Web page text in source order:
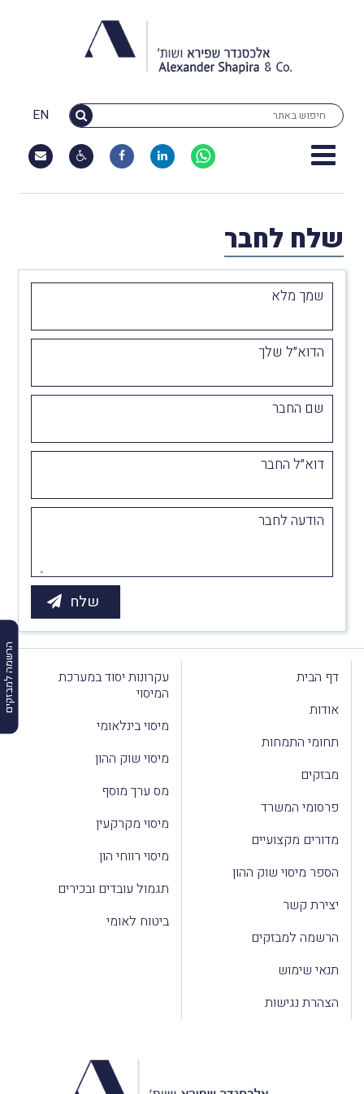
EN
הרשמה למבזקים
שלח לחבר
שמך מלא
הדוא״ל שלך
שם החבר
דוא״ל החבר
הודעה לחבר
דף הבית
אודות
תחומי התמחות
מבזקים
פרסומי המשרד
מדורים מקצועיים
הספר מיסוי שוק ההון
יצירת קשר
הרשמה למבזקים
תנאי שימוש
הצהרת נגישות
עקרונות יסוד במערכת
המיסוי
מיסוי בינלאומי
מיסוי שוק ההון
מס ערך מוסף
מיסוי מקרקעין
מיסוי רווחי הון
תגמול עובדים ובכירים
ביטוח לאומי